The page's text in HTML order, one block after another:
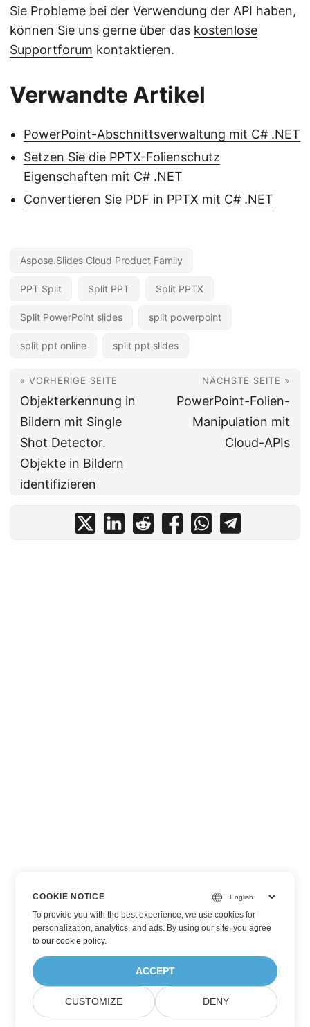
Sie Probleme bei der Verwendung der API haben,
können Sie uns gerne über das kostenlose
Supportforum kontaktieren.
Verwandte Artikel
PowerPoint-Abschnittsverwaltung mit C# .NET
Setzen Sie die PPTX-Folienschutz
Eigenschaften mit C# .NET
Convertieren Sie PDF in PPTX mit C# .NET
Aspose.Slides Cloud Product Family
PPT Split Split PPT Split PPTX
Split PowerPoint slides split powerpoint
split ppt online split ppt slides
« VORHERIGE SEITE
Objekterkennung in
Bildern mit Single
Shot Detector.
Objekte in Bildern
identifizieren
NÄCHSTE SEITE »
PowerPoint-Folien-
Manipulation mit
Cloud-APIs
COOKIE NOTICE
To provide you with the best experience, we use cookies for
personalization, analytics, and ads. By using our site, you agree
toour cookie policy.
ACCEPT
CUSTOMIZE DENY